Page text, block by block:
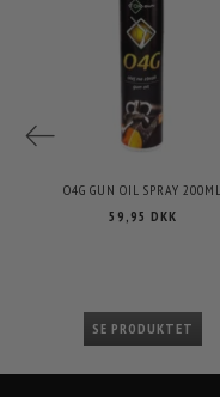
O4G GUN OIL SPRAY 200ML
59,95 DKK
SE PRODUKTET